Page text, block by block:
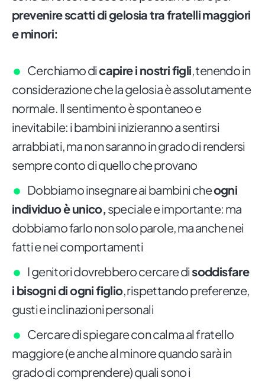
prevenire scatti di gelosia tra fratelli maggiori
e minori:
Cerchiamo dicapire i nostri figli, tenendo in
considerazione che la gelosia è assolutamente
normale. Il sentimento è spontaneo e
inevitabile: i bambini inizieranno a sentirsi
arrabbiati, ma non saranno in grado di rendersi
sempre conto di quello che provano
Dobbiamo insegnare ai bambini cheogni
individuo è unico, speciale e importante: ma
dobbiamo farlo non solo parole, ma anche nei
fatti e nei comportamenti
I genitori dovrebbero cercare disoddisfare
i bisogni di ogni figlio, rispettando preferenze,
gusti e inclinazioni personali
Cercare di spiegare con calma al fratello
maggiore (e anche al minore quando sarà in
grado di comprendere) quali sono i